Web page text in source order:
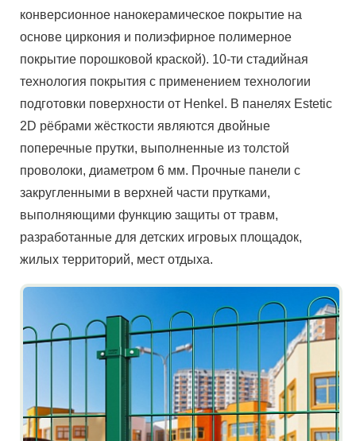
конверсионное нанокерамическое покрытие на
основе циркония и полиэфирное полимерное
покрытие порошковой краской). 10-ти стадийная
технология покрытия с применением технологии
подготовки поверхности от Henkel. В панелях Estetic
2D рёбрами жёсткости являются двойные
поперечные прутки, выполненные из толстой
проволоки, диаметром 6 мм. Прочные панели с
закругленными в верхней части прутками,
выполняющими функцию защиты от травм,
разработанные для детских игровых площадок,
жилых территорий, мест отдыха.